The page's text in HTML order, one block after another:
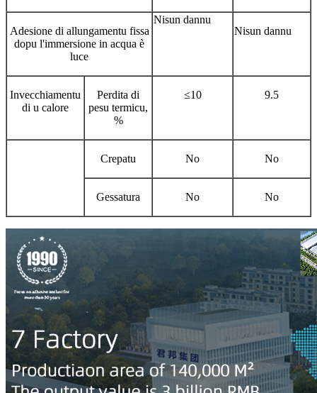
Adesione di allungamentu fissa
dopu l'immersione in acqua è
luce
Nisun dannu
Nisun dannu
Invecchiamentu
di u calore
Perdita di
pesu termicu,
%
≤10 9.5
Crepatu No No
Gessatura No No